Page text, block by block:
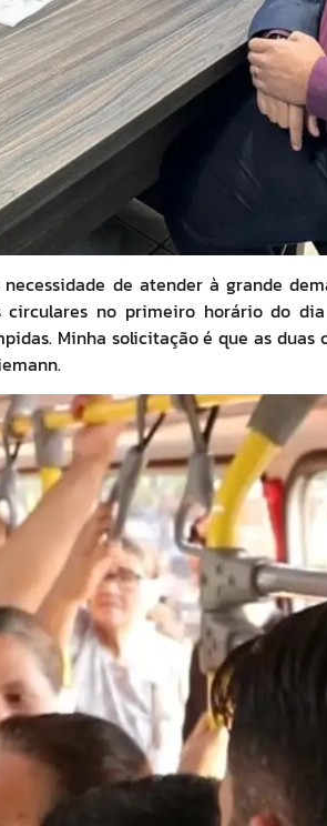
de atender à grande
circulares no primeiro horário do
Minha solicitação é que as